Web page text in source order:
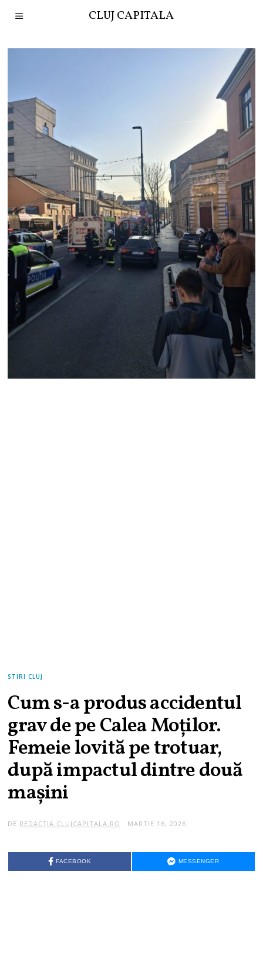
CLUJ CAPITALA
STIRI CLUJ
Cum s-a produs accidentul
grav de pe Calea Moților.
Femeie lovită pe trotuar,
după impactul dintre două
mașini
DE REDACȚIA CLUJCAPITALA.RO MARTIE 16, 2026
FACEBOOK MESSENGER